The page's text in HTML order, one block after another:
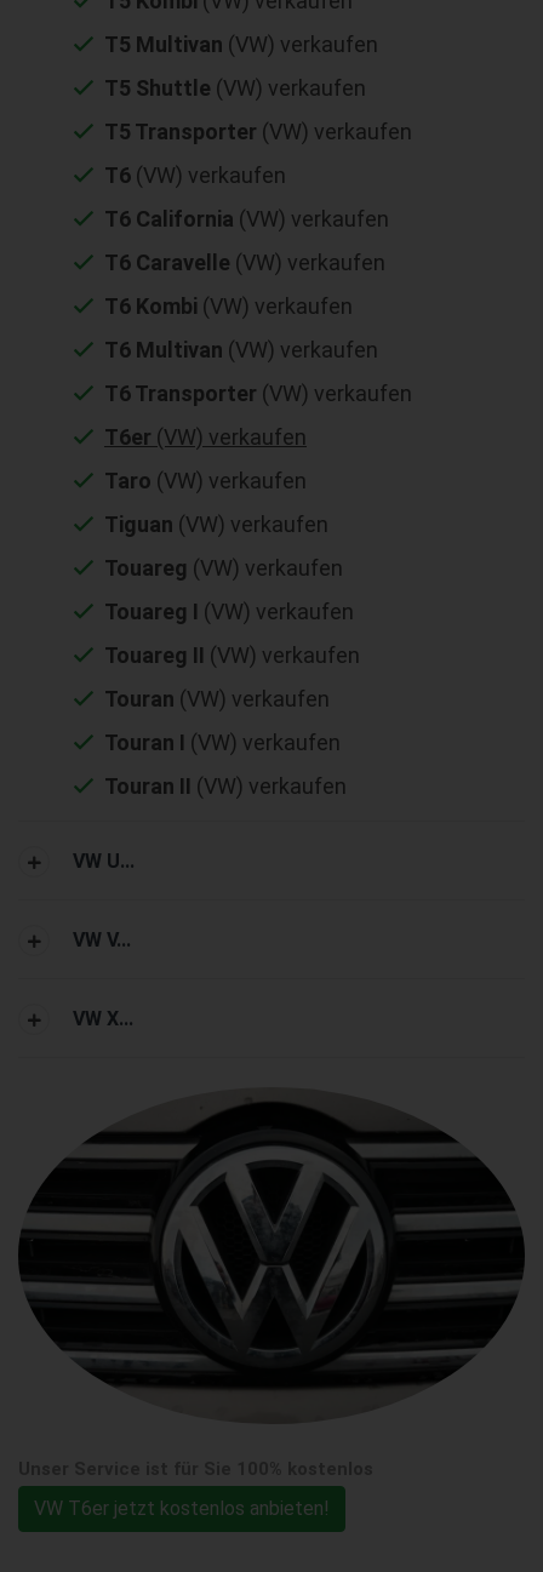
T5 Multivan (VW) verkaufen
T5 Shuttle (VW) verkaufen
T5 Transporter (VW) verkaufen
T6 (VW) verkaufen
T6 California (VW) verkaufen
T6 Caravelle (VW) verkaufen
T6 Kombi (VW) verkaufen
T6 Multivan (VW) verkaufen
T6 Transporter (VW) verkaufen
T6er (VW) verkaufen
Taro (VW) verkaufen
Tiguan (VW) verkaufen
Touareg (VW) verkaufen
Touareg I (VW) verkaufen
Touareg II (VW) verkaufen
Touran (VW) verkaufen
Touran I (VW) verkaufen
Touran II (VW) verkaufen
VW U...
VW V...
VW X...
VW T6er jetzt kostenlos anbieten!